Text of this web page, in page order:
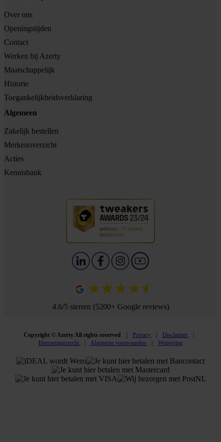
Over ons
Openingstijden
Contact
Werken bij Azerty
Maatschappelijk
Historie
Toegankelijkheidsverklaring
Algemeen
Zakelijk bestellen
Merkenoverzicht
Acties
Kennisbank
4.6/5 sterren (5200+ Google reviews)
Copyright © Azerty All rights reserved Privacy
Disclaimer
Herroepingsrecht
Algemene voorwaarden Wetgeving